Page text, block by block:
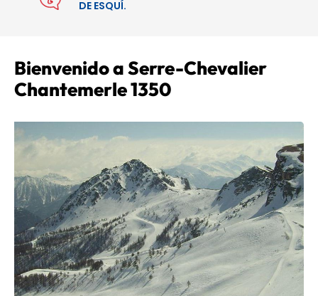
DE ESQUÍ.
Bienvenido a Serre-Chevalier
Chantemerle 1350